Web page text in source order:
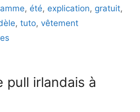
, été, explication, gratuit,
, tuto, vêtement
pull irlandais à